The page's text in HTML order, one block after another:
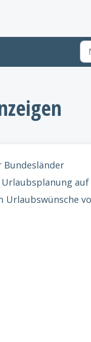
Bundesländer
Urlaubsplanung auf
Urlaubswünsche